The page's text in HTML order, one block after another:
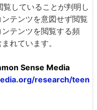
していることが判明し
テンツを意図せず閲覧
テンツを閲覧する頻
れています。
Sense Media
research/teen